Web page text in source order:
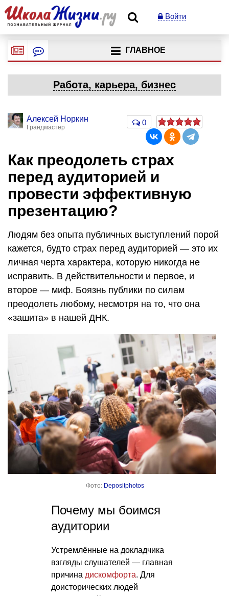
Войти
ГЛАВНОЕ
Работа, карьера, бизнес
Алексей Норкин
Грандмастер
0
Как преодолеть страх
перед аудиторией и
провести эффективную
презентацию?
Людям без опыта публичных выступлений порой
кажется, будто страх перед аудиторией — это их
личная черта характера, которую никогда не
исправить. В действительности и первое, и
второе — миф. Боязнь публики по силам
преодолеть любому, несмотря на то, что она
«зашита» в нашей ДНК.
Фото: Depositphotos
Почему мы боимся
аудитории
Устремлённые на докладчика
взгляды слушателей — главная
причина дискомфорта. Для
доисторических людей